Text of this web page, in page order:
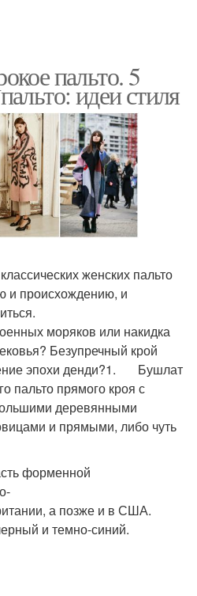
пальто. 5
идеи стиля
женских пальто
и происхождению, и
моряков или накидка
Безупречный крой
эпохи денди?1. Бушлат
пальто прямого кроя с
деревянными
и прямыми, либо чуть
форменной
а позже и в США.
и темно-синий.